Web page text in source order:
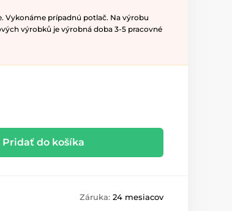
Vykonáme prípadnú potlač. Na výrobu
výrobků je výrobná doba 3-5 pracovné
Pridať do košíka
Záruka: 24 mesiacov